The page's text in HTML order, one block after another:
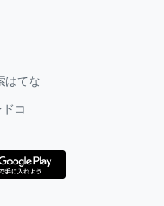
はてな
ドコ